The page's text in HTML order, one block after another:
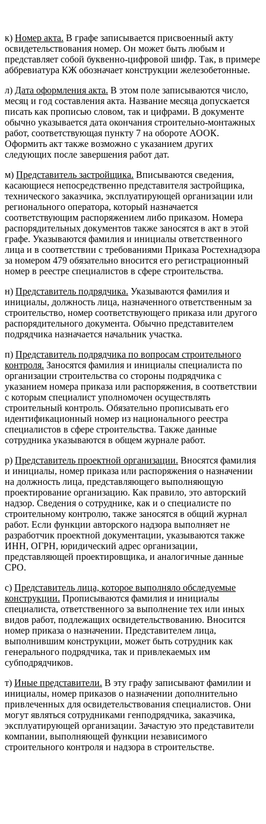
к) Номер акта. В графе записывается присвоенный акту
освидетельствования номер. Он может быть любым и
представляет собой буквенно-цифровой шифр. Так, в примере
аббревиатура КЖ обозначает конструкции железобетонные.
л) Дата оформления акта. В этом поле записываются число,
месяц и год составления акта. Название месяца допускается
писать как прописью словом, так и цифрами. В документе
обычно указывается дата окончания строительно-монтажных
работ, соответствующая пункту 7 на обороте АООК.
Оформить акт также возможно с указанием других
следующих после завершения работ дат.
м) Представитель застройщика. Вписываются сведения,
касающиеся непосредственно представителя застройщика,
технического заказчика, эксплуатирующей организации или
регионального оператора, который назначается
соответствующим распоряжением либо приказом. Номера
распорядительных документов также заносятся в акт в этой
графе. Указываются фамилия и инициалы ответственного
лица и в соответствии с требованиями Приказа Ростехнадзора
за номером 479 обязательно вносится его регистрационный
номер в реестре специалистов в сфере строительства.
н) Представитель подрядчика. Указываются фамилия и
инициалы, должность лица, назначенного ответственным за
строительство, номер соответствующего приказа или другого
распорядительного документа. Обычно представителем
подрядчика назначается начальник участка.
п) Представитель подрядчика по вопросам строительного
контроля. Заносятся фамилия и инициалы специалиста по
организации строительства со стороны подрядчика с
указанием номера приказа или распоряжения, в соответствии
с которым специалист уполномочен осуществлять
строительный контроль. Обязательно прописывать его
идентификационный номер из национального реестра
специалистов в сфере строительства. Также данные
сотрудника указываются в общем журнале работ.
р) Представитель проектной организации. Вносятся фамилия
и инициалы, номер приказа или распоряжения о назначении
на должность лица, представляющего выполняющую
проектирование организацию. Как правило, это авторский
надзор. Сведения о сотруднике, как и о специалисте по
строительному контролю, также заносятся в общий журнал
работ. Если функции авторского надзора выполняет не
разработчик проектной документации, указываются также
ИНН, ОГРН, юридический адрес организации,
представляющей проектировщика, и аналогичные данные
СРО.
с) Представитель лица, которое выполняло обследуемые
конструкции. Прописываются фамилия и инициалы
специалиста, ответственного за выполнение тех или иных
видов работ, подлежащих освидетельствованию. Вносится
номер приказа о назначении. Представителем лица,
выполнившим конструкции, может быть сотрудник как
генерального подрядчика, так и привлекаемых им
субподрядчиков.
т) Иные представители. В эту графу записывают фамилии и
инициалы, номер приказов о назначении дополнительно
привлеченных для освидетельствования специалистов. Они
могут являться сотрудниками генподрядчика, заказчика,
эксплуатирующей организации. Зачастую это представители
компании, выполняющей функции независимого
строительного контроля и надзора в строительстве.